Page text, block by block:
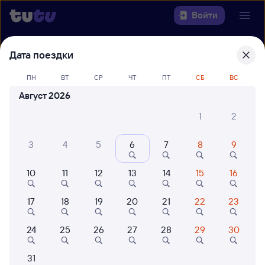
Войти
Выберите день, чтобы найти
билеты Аполлонская —
Лазаревская
42 млн путешествуют с
Когда
Кто едет
Дата поездки
ПН ВТ СР ЧТ ПТ СБ ВС
Август 2026
1
2
3 4 5 6 7 8 9
10 11 12 13 14 15 16
17 18 19 20 21 22 23
24 25 26 27 28 29 30
31